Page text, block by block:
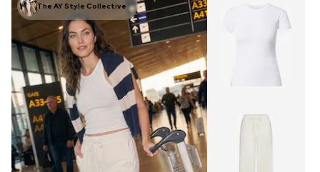
The AY Style Collective